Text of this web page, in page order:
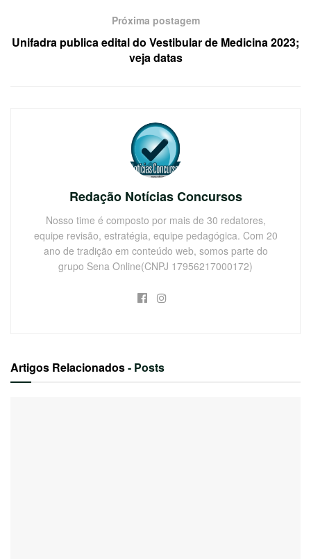
Próxima postagem
Unifadra publica edital do Vestibular de Medicina 2023;
veja datas
Redação Notícias Concursos
Nosso time é composto por mais de 30 redatores,
equipe revisão, estratégia, equipe pedagógica. Com 20
ano de tradição em conteúdo web, somos parte do
grupo Sena Online(CNPJ 17956217000172)
Artigos Relacionados- Posts